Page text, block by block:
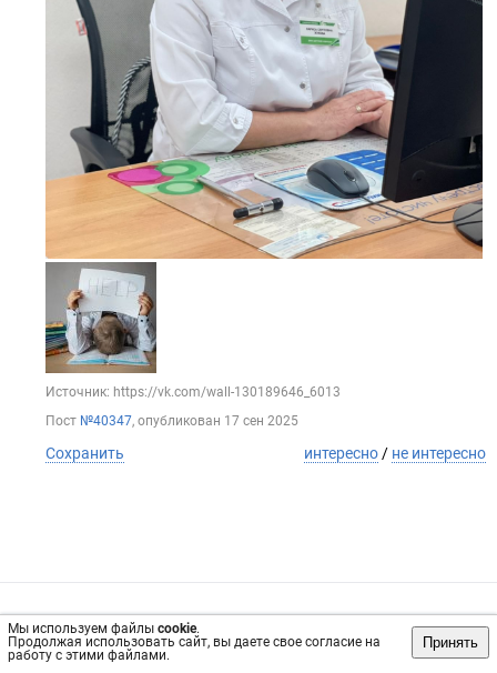
Мы используем файлы cookie.
Продолжая использовать сайт, вы даете свое согласие на
работу с этими файлами.
Принять
Источник: https://vk.com/wall-130189646_6013
Пост №40347, опубликован 17 сен 2025
Сохранить интересно/ не интересно
Обратная связь Инвесторам
vrachi16.ru, 2019-2026 гг.